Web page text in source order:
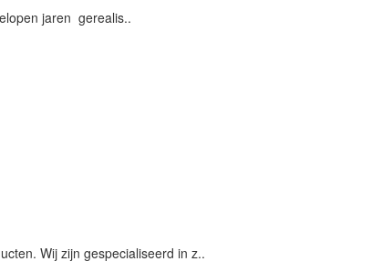
jaren gerealis..
Wij zijn gespecialiseerd in z..